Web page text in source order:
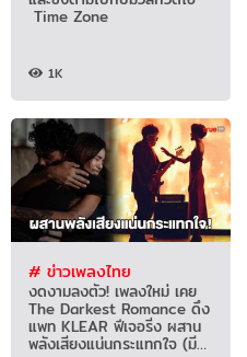
Time Zone
1K
# ข่าวเพลงไทย
งดงามลงตัว! เพลงใหม่ เคย
The Darkest Romance ดึง
แพท KLEAR ฟีเจอริ่ง ผสาน
พลังเสียงแน่นกระแทกใจ (มี